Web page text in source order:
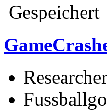
Gespeichert
Researcher